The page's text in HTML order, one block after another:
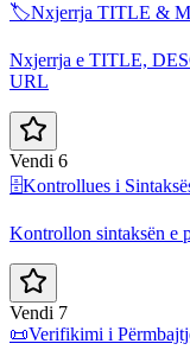
🏷️Nxjerrja TITLE &
Nxjerrja e TITLE,
URL
Vendi 6
🗄️Kontrollues i
Kontrollon sintaksën e
Vendi 7
📜Verifikimi i